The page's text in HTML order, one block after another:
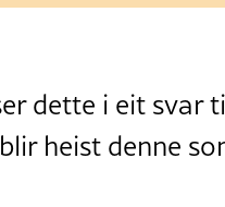
dette i eit svar
heist denne